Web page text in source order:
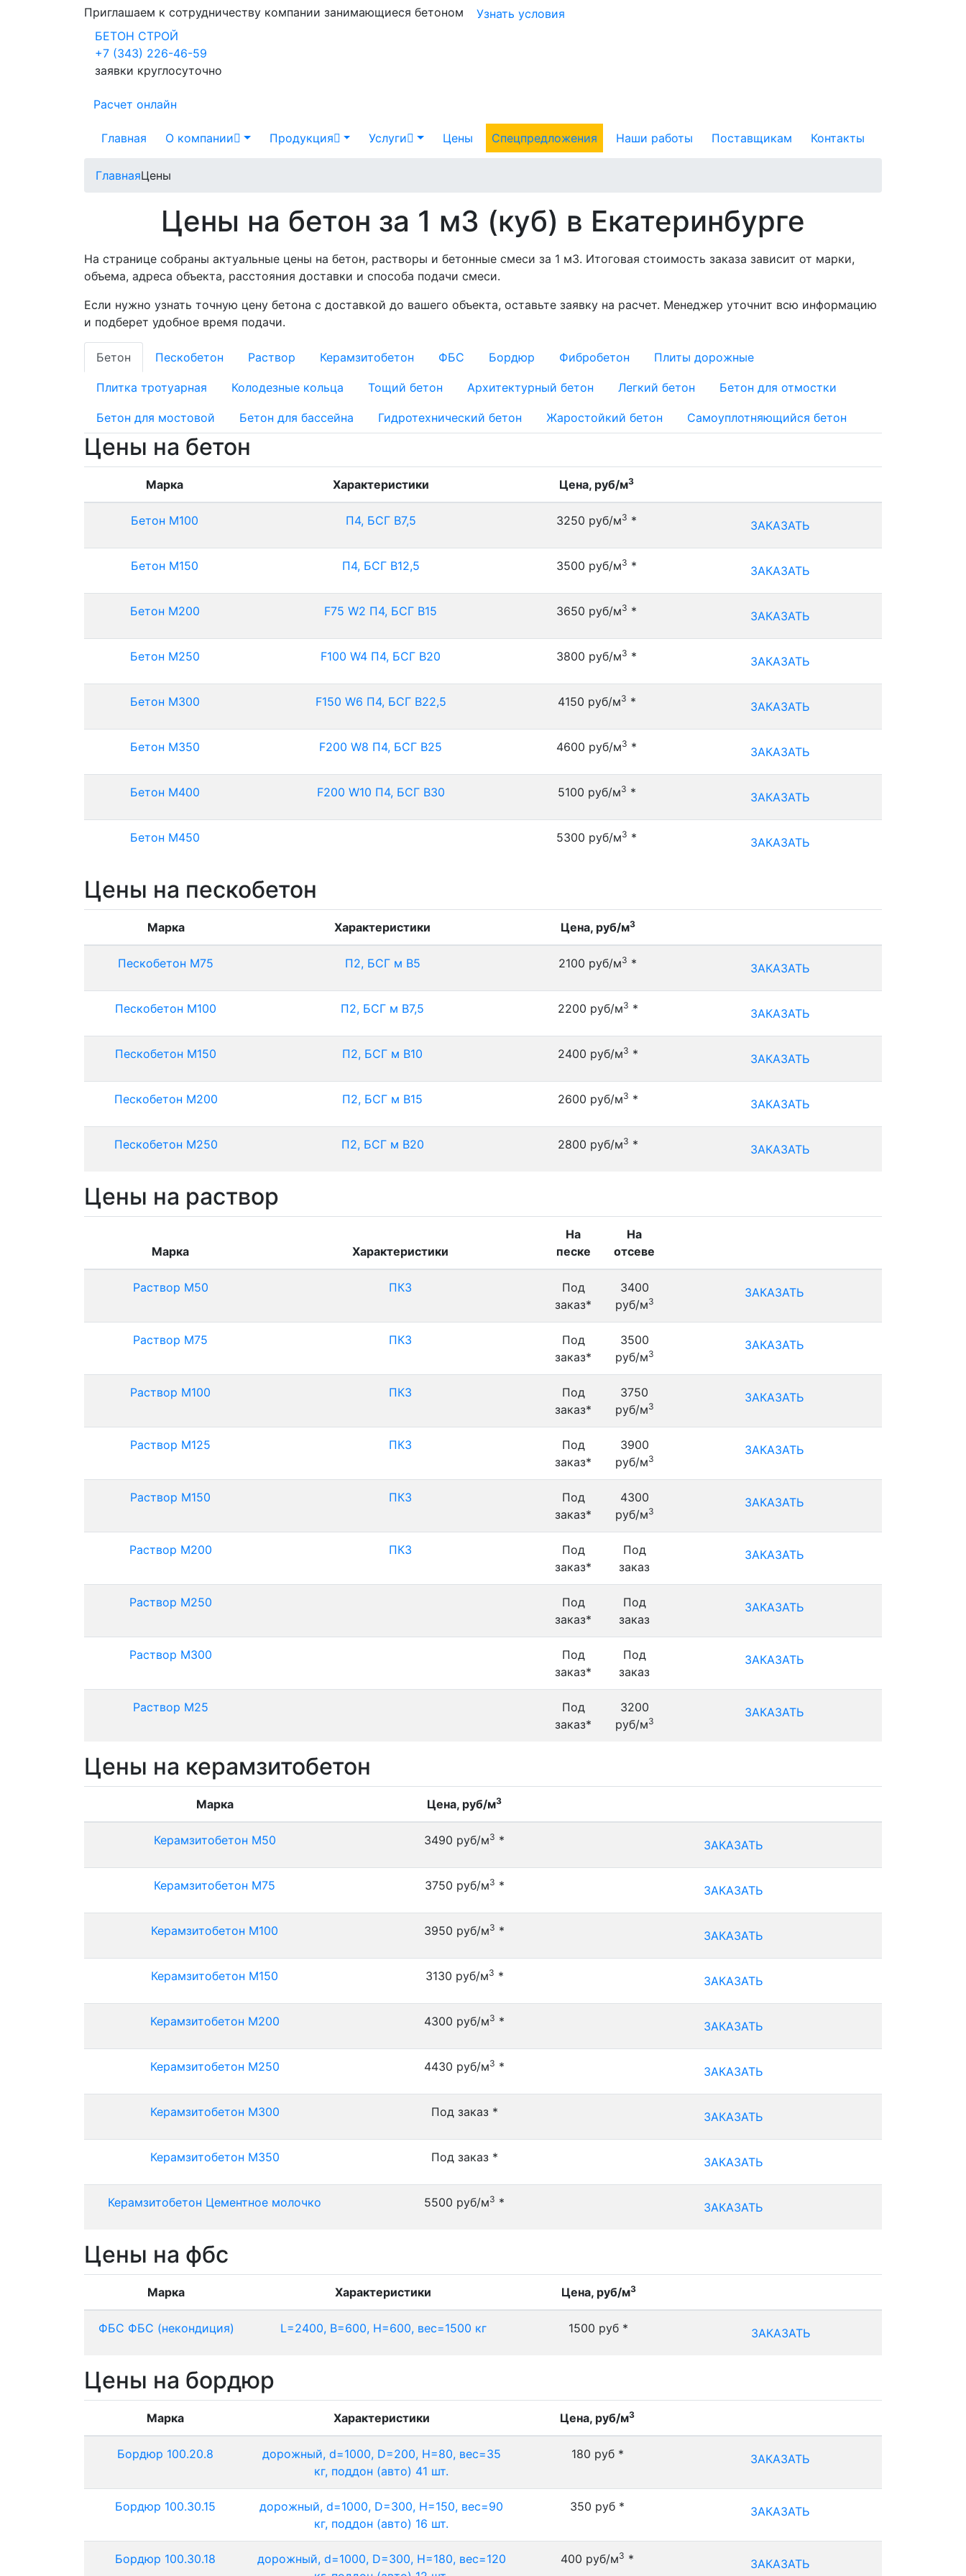
Приглашаем к сотрудничеству компании занимающиеся бетоном
Узнать условия
БЕТОН СТРОЙ
+7 (343) 226-46-59
заявки круглосуточно
Расчет онлайн
Главная О компании Продукция Услуги Цены Спецпредложения Наши работы Поставщикам Контакты
ГлавнаяЦены
Цены на бетон за 1 м3 (куб) в Екатеринбурге
На странице собраны актуальные цены на бетон, растворы и бетонные смеси за 1 м3. Итоговая стоимость заказа зависит от марки,
объема, адреса объекта, расстояния доставки и способа подачи смеси.
Если нужно узнать точную цену бетона с доставкой до вашего объекта, оставьте заявку на расчет. Менеджер уточнит всю информацию
и подберет удобное время подачи.
Бетон Пескобетон Раствор Керамзитобетон ФБС Бордюр Фибробетон Плиты дорожные
Плитка тротуарная Колодезные кольца Тощий бетон Архитектурный бетон Легкий бетон Бетон для отмостки
Бетон для мостовой Бетон для бассейна Гидротехнический бетон Жаростойкий бетон Самоуплотняющийся бетон
Цены на бетон
Марка Характеристики Цена, руб/м3
Бетон М100 П4, БСГ В7,5 3250 руб/м3 * ЗАКАЗАТЬ
Бетон М150 П4, БСГ В12,5 3500 руб/м3 * ЗАКАЗАТЬ
Бетон М200 F75 W2 П4, БСГ В15 3650 руб/м3 * ЗАКАЗАТЬ
Бетон М250 F100 W4 П4, БСГ В20 3800 руб/м3 * ЗАКАЗАТЬ
Бетон М300 F150 W6 П4, БСГ В22,5 4150 руб/м3 * ЗАКАЗАТЬ
Бетон М350 F200 W8 П4, БСГ В25 4600 руб/м3 * ЗАКАЗАТЬ
Бетон М400 F200 W10 П4, БСГ В30 5100 руб/м3 * ЗАКАЗАТЬ
Бетон М450 5300 руб/м3 * ЗАКАЗАТЬ
Цены на пескобетон
Марка Характеристики Цена, руб/м3
Пескобетон М75 П2, БСГ м В5 2100 руб/м3 * ЗАКАЗАТЬ
Пескобетон М100 П2, БСГ м В7,5 2200 руб/м3 * ЗАКАЗАТЬ
Пескобетон М150 П2, БСГ м В10 2400 руб/м3 * ЗАКАЗАТЬ
Пескобетон М200 П2, БСГ м В15 2600 руб/м3 * ЗАКАЗАТЬ
Пескобетон М250 П2, БСГ м В20 2800 руб/м3 * ЗАКАЗАТЬ
Цены на раствор
Марка Характеристики
На
песке
На
отсеве
Раствор М50 ПК3
Под
заказ*
3400
руб/м3
ЗАКАЗАТЬ
Раствор М75 ПК3
Под
заказ*
3500
руб/м3
ЗАКАЗАТЬ
Раствор М100 ПК3
Под
заказ*
3750
руб/м3
ЗАКАЗАТЬ
Раствор М125 ПК3
Под
заказ*
3900
руб/м3
ЗАКАЗАТЬ
Раствор М150 ПК3
Под
заказ*
4300
руб/м3
ЗАКАЗАТЬ
Раствор М200 ПК3
Под
заказ*
Под
заказ
ЗАКАЗАТЬ
Раствор М250
Под
заказ*
Под
заказ
ЗАКАЗАТЬ
Раствор М300
Под
заказ*
Под
заказ
ЗАКАЗАТЬ
Раствор М25
Под
заказ*
3200
руб/м3
ЗАКАЗАТЬ
Цены на керамзитобетон
Марка Цена, руб/м3
Керамзитобетон М50 3490 руб/м3 * ЗАКАЗАТЬ
Керамзитобетон М75 3750 руб/м3 * ЗАКАЗАТЬ
Керамзитобетон М100 3950 руб/м3 * ЗАКАЗАТЬ
Керамзитобетон М150 3130 руб/м3 * ЗАКАЗАТЬ
Керамзитобетон М200 4300 руб/м3 * ЗАКАЗАТЬ
Керамзитобетон М250 4430 руб/м3 * ЗАКАЗАТЬ
Керамзитобетон М300 Под заказ * ЗАКАЗАТЬ
Керамзитобетон М350 Под заказ * ЗАКАЗАТЬ
Керамзитобетон Цементное молочко 5500 руб/м3 * ЗАКАЗАТЬ
Цены на фбс
Марка Характеристики Цена, руб/м3
ФБС ФБС (некондиция) L=2400, B=600, H=600, вес=1500 кг 1500 руб * ЗАКАЗАТЬ
Цены на бордюр
Марка Характеристики Цена, руб/м3
Бордюр 100.20.8
дорожный, d=1000, D=200, H=80, вес=35
кг, поддон (авто) 41 шт.
180 руб * ЗАКАЗАТЬ
Бордюр 100.30.15
дорожный, d=1000, D=300, H=150, вес=90
кг, поддон (авто) 16 шт.
350 руб * ЗАКАЗАТЬ
Бордюр 100.30.18
дорожный, d=1000, D=300, H=180, вес=120
400 руб/м3 * ЗАКАЗАТЬ